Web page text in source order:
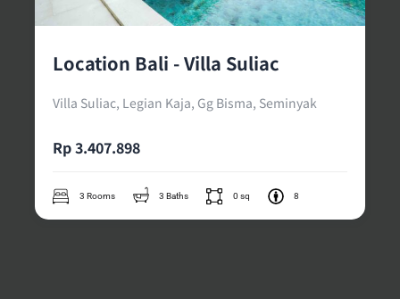
Location Bali - Villa Suliac
Villa Suliac, Legian Kaja, Gg Bisma, Seminyak
Rp 3.407.898
3 Rooms 3 Baths 0 sq 8